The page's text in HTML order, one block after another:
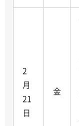
2
月
21
日
金